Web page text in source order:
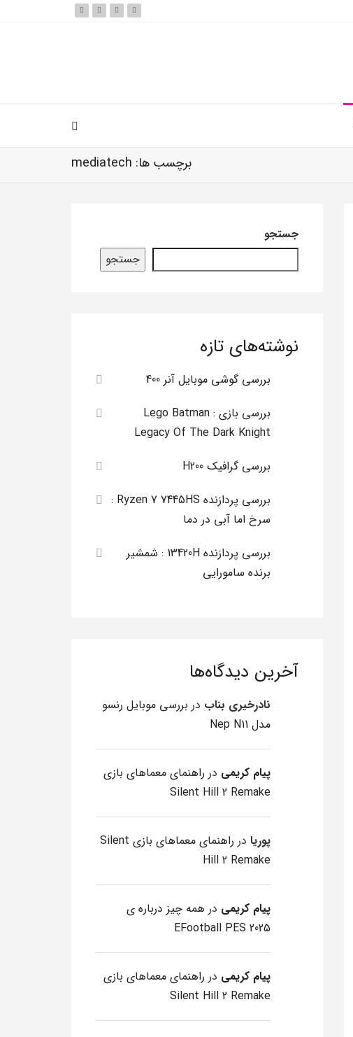
برچسب ها: mediatech
جستجو
جستجو
نوشته‌های تازه
بررسی گوشی موبایل آنر 400
بررسی بازی Lego Batman :
Legacy Of The Dark Knight
بررسی گرافیک H200
بررسی پردازنده Ryzen 7 7445HS :
سرخ اما آبی در دما
بررسی پردازنده 13420H : شمشیر
برنده سامورایی
آخرین دیدگاه‌ها
نادرخیری بناب در بررسی موبایل رنسو
مدل Nep N11
پیام کریمی در راهنمای معماهای بازی
Silent Hill 2 Remake
پوریا در
راهنمای معماهای بازی Silent
Hill 2 Remake
پیام کریمی در همه چیز درباره ی
EFootball PES 2025
پیام کریمی در راهنمای معماهای بازی
Silent Hill 2 Remake